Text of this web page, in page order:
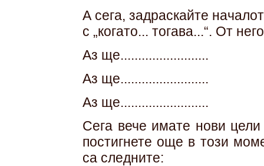
А сега, задраскайте
с „когато... тогава...“. От
Аз ще.........................
Аз ще.........................
Аз ще.........................
Сега вече имате нови
постигнете още в този
са следните: